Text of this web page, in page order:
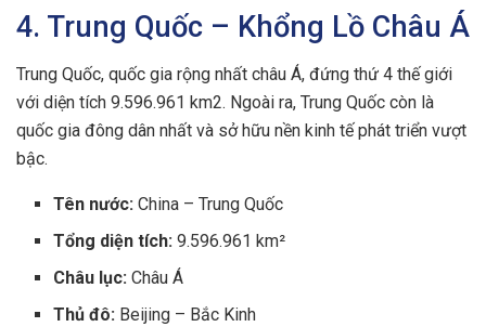
4. Trung Quốc – Khổng Lồ Châu Á
Trung Quốc, quốc gia rộng nhất châu Á, đứng thứ 4 thế giới
với diện tích 9.596.961 km2. Ngoài ra, Trung Quốc còn là
quốc gia đông dân nhất và sở hữu nền kinh tế phát triển vượt
bậc.
Tên nước: China – Trung Quốc
Tổng diện tích: 9.596.961 km²
Châu lục: Châu Á
Thủ đô: Beijing – Bắc Kinh